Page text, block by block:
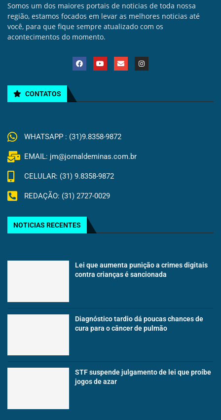
Somos um dos maiores portais de noticias de toda nossa
região, estamos focados em levar as melhores noticias até
você, para que fique sempre atualizado com os
acontecimentos do momento.
CONTATOS
WHATSAPP : (31)9.8358-9872
EMAIL: jm@jornaldeminas.com.br
CELULAR: (31) 9.8358-9872
REDAÇÃO: (31) 2727-0029
NOTICIAS RECENTES
Lei que aumenta punição a crimes digitais
contra crianças é sancionada
Diagnóstico tardio dá poucas chances de
cura para o câncer de pulmão
STF suspende julgamento de lei que proíbe
jogos de azar